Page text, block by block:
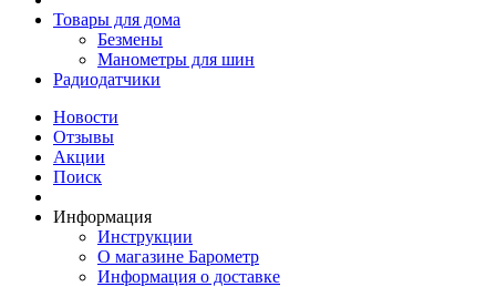
Товары для дома
Безмены
Манометры для шин
Радиодатчики
Новости
Отзывы
Акции
Поиск
Информация
Инструкции
О магазине Барометр
Информация о доставке